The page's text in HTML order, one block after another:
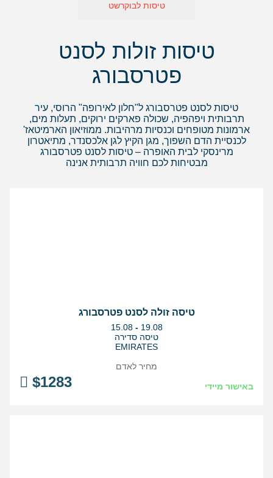
טיסות לבוקרשט
טיסות זולות לסנט
פטרסבורג
טיסות לסנט פטרסבורג ל"חלון לאירופה" הרוסי, עיר
תרבותית ויפהפיה, שכולה פארקים ירוקים, תעלות מים,
ארמונות מטופחים וכנסיות מרהיבות. ממוזיאון הארמיטאז'
לכנסיית הדם השפוך, מגן הקיץ לגן אלכסנדר, מתיאטרון
מרינסקי לבית האופרה – טיסות לסנט פטרסבורג
מבטיחות לכם חוויה תרבותית אנינה
טיסה זולה לסנט פטרסבורג
בין
התאריכים,
15.08 - 19.08
טיסה סדירה
EMIRATES
באישור מיידי $1283
מחיר לאדם